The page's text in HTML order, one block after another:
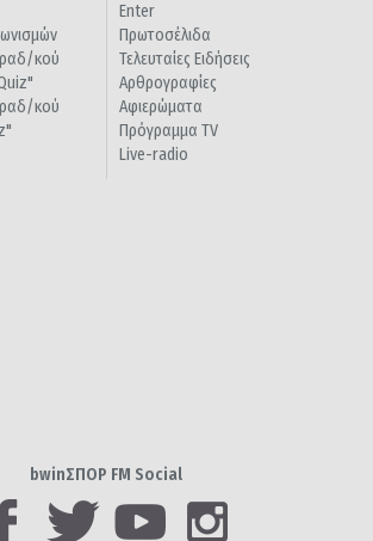
ραδ/κού
ραδ/κού
Enter
Πρωτοσέλιδα
Τελευταίες Ειδήσεις
Αρθρογραφίες
Αφιερώματα
Πρόγραμμα TV
Live-radio
bwinΣΠΟΡ FM Social